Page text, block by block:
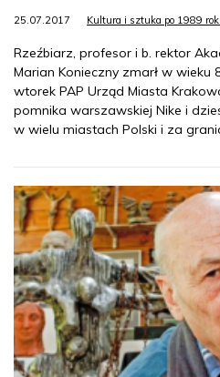
25.07.2017 Kultura i sztuka po 1989
Rzeźbiarz, profesor i b. rektor
Marian Konieczny zmarł w
wtorek PAP Urząd Miasta
pomnika warszawskiej Nike i
w wielu miastach Polski i za